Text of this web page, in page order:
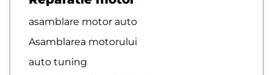
asamblare motor auto
Asamblarea motorului
auto tuning